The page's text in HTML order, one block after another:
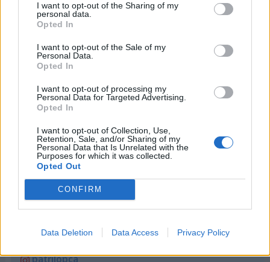
I want to opt-out of the Sharing of my
personal data.
Opted In
I want to opt-out of the Sale of my
Personal Data.
Opted In
I want to opt-out of processing my
Personal Data for Targeted Advertising.
Opted In
I want to opt-out of Collection, Use,
Retention, Sale, and/or Sharing of my
Personal Data that Is Unrelated with the
Purposes for which it was collected.
Opted Out
CONFIRM
Data Deletion Data Access Privacy Policy
Cómo celebrar el Día de la Terapia
Ocupacional
Todos podemos ayudar en la promoción y
Federación tenemos gran variedad de recursos que
podemos descargar y utilizar:
Guía para planificar y organizar un evento.
Logotipo, carteles e ilustraciones para redes
sociales.
Posibilidad de unirse a la Red en línea (OTION).
Patricia López. Periodista.
plcasalengua
patrilopca